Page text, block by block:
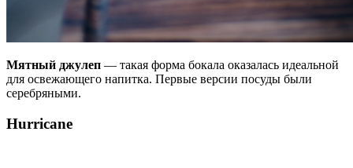
Мятный джулеп — такая форма бокала оказалась идеальной
для освежающего напитка. Первые версии посуды были
серебряными.
Hurricane